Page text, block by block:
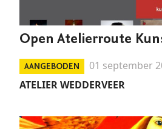
AANGEBODEN
01 september
ATELIER WEDDERVEER